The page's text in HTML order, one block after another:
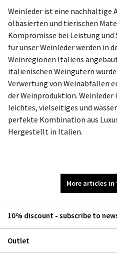
Weinleder ist eine nachhaltige
ölbasierten und tierischen
Kompromisse bei Leistung und
für unser Weinleder werden in
Weinregionen Italiens
italienischen Weingütern
Verwertung von Weinabfällen
der Weinproduktion.
leichtes, vielseitiges und
perfekte Kombination aus
Hergestellt in Italien.
More articles
10% discount - subscribe to
Outlet